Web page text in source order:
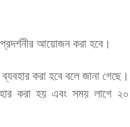
প্রদর্শনীর আয়োজন করা হবে।
করা হবে বলে জানা গেছে।
করা হয় এবং সময় লাগে ২০